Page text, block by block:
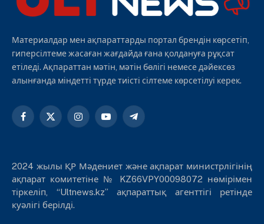
Материалдар мен ақпараттарды портал брендін көрсетіп,
гиперсілтеме жасаған жағдайда ғана қолдануға рұқсат
етіледі. Ақпараттан мәтін, мәтін бөлігі немесе дәйексөз
алынғанда міндетті түрде тиісті сілтеме көрсетілуі керек.
Facebook
X
InstagramYouTubeTelegram
2024 жылы ҚР Мәдениет және ақпарат министрлігінің
ақпарат комитетіне № KZ66VPY00098072 нөмірімен
тіркеліп, “Ultnews.kz” ақпараттық агенттігі ретінде
куәлігі берілді.